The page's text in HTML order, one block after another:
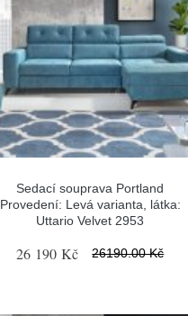
Sedací souprava Portland
Provedení: Levá varianta, látka:
Uttario Velvet 2953
26 190 Kč 26190.00 Kč